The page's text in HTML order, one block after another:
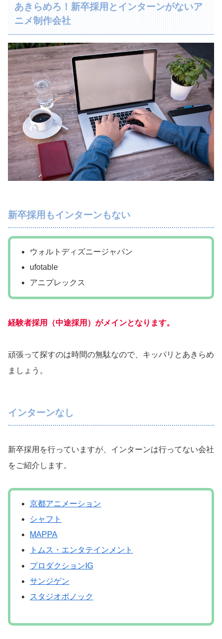
あきらめろ！新卒採用とインターンがないア
ニメ制作会社
新卒採用もインターンもない
ウォルトディズニージャパン
ufotable
アニプレックス
経験者採用（中途採用）がメインとなります。
頑張って探すのは時間の無駄なので、キッパリとあきらめ
ましょう。
インターンなし
新卒採用を行っていますが、インターンは行ってない会社
をご紹介します。
京都アニメーション
シャフト
MAPPA
トムス・エンタテインメント
プロダクションIG
サンジゲン
スタジオポノック